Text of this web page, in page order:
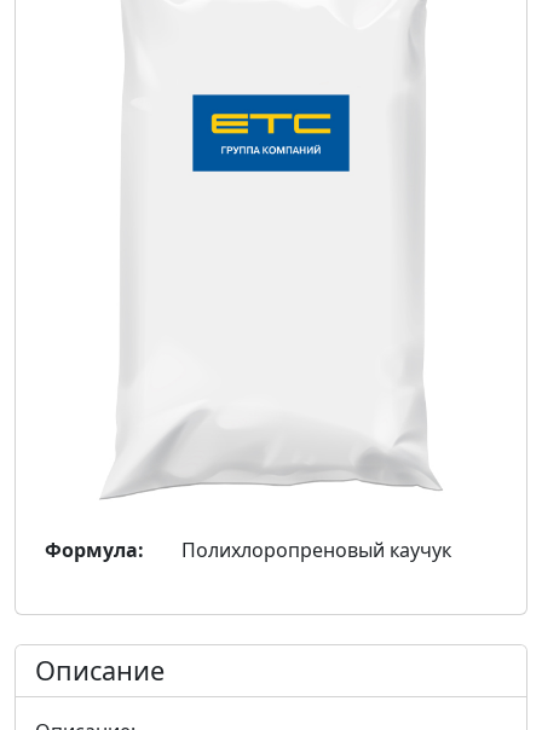
Формула: Полихлоропреновый каучук
Описание